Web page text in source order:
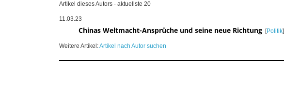
Artikel dieses Autors - aktuellste 20
11.03.23
Chinas Weltmacht-Ansprüche und seine neue Richtung [Politik]
Weitere Artikel:Artikel nach Autor suchen